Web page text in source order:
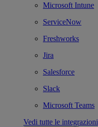
Microsoft Intune
ServiceNow
Freshworks
Jira
Salesforce
Slack
Microsoft Teams
Vedi tutte le integrazioni